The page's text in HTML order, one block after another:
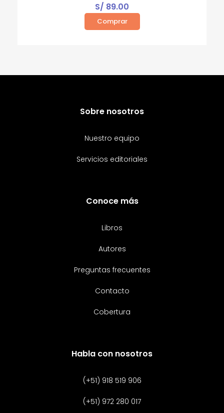
S/ 89.00
Comprar
Sobre nosotros
Nuestro equipo
Servicios editoriales
Conoce más
Libros
Autores
Preguntas frecuentes
Contacto
Cobertura
Habla con nosotros
(+51) 918 519 906
(+51) 972 280 017